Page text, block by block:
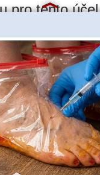
pro tento
Jedná se o
a
V zemi navíc
hmota,
póry
že plevel